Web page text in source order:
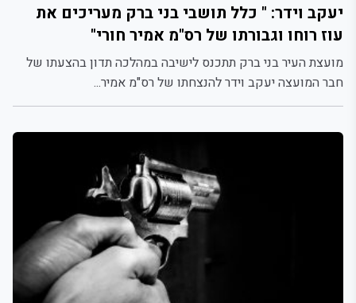
יעקב וידר: " כלל תושבי בני ברק מעריכים את
עוז רוחו וגבורתו של רס"מ אמיר חורי"
מועצת העיר בני ברק תתכנס לישיבה במהלכה תדון בהצעתו של
חבר המועצה יעקב וידר להנצחתו של רס"מ אמיר...